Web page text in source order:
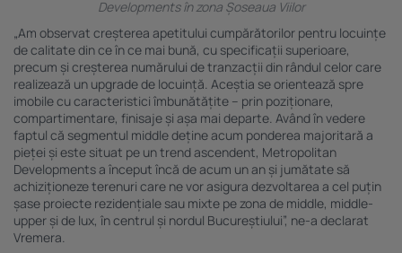
Developments în zona Șoseaua Viilor
„Am observat creșterea apetitului cumpărătorilor pentru locuințe
de calitate din ce în ce mai bună, cu specificații superioare,
precum și creșterea numărului de tranzacții din rândul celor care
realizează un upgrade de locuință. Aceștia se orientează spre
imobile cu caracteristici îmbunătățite – prin poziționare,
compartimentare, finisaje și așa mai departe. Având în vedere
faptul că segmentul middle deține acum ponderea majoritară a
pieței și este situat pe un trend ascendent, Metropolitan
Developments a început încă de acum un an și jumătate să
achiziționeze terenuri care ne vor asigura dezvoltarea a cel puțin
șase proiecte rezidențiale sau mixte pe zona de middle, middle-
upper și de lux, în centrul și nordul Bucureștiului”, ne-a declarat
Vremera.